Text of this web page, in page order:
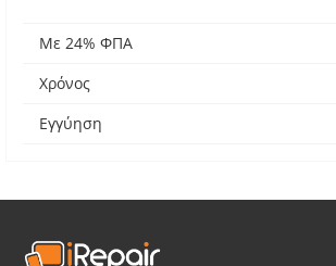
Με 24% ΦΠΑ
Χρόνος
Εγγύηση